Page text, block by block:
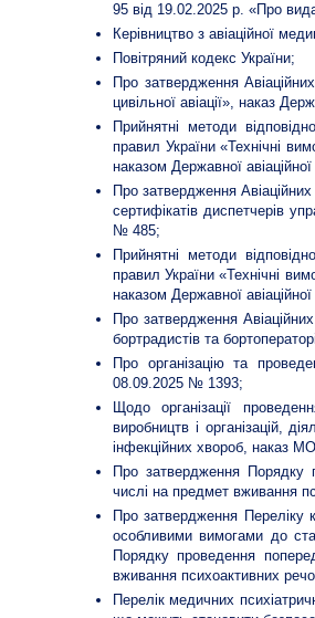
95 від 19.02.2025 р. «Про
Керівництво з авіаційної
Повітряний кодекс України;
Про затвердження
цивільної авіації», наказ
Прийнятні методи
правил України «Технічні
наказом Державної
Про затвердження
сертифікатів диспетчерів
№ 485;
Прийнятні методи
правил України «Технічні
наказом Державної
Про затвердження
бортрадистів та
Про організацію та
08.09.2025 № 1393;
Щодо організації
виробництв і організацій,
інфекційних хвороб, наказ
Про затвердження Порядку
числі на предмет вживання
Про затвердження Переліку
особливими вимогами до
Порядку проведення
вживання психоактивних
Перелік медичних